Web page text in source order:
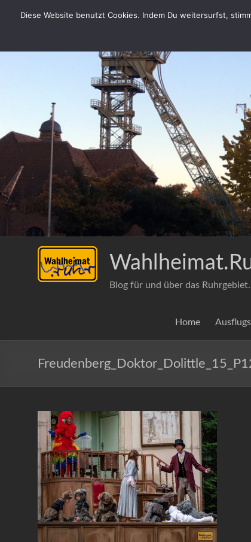
Inhalt
Blog für und über das
Home
Diese Website benutzt Cookies. Indem Du weitersurfst,